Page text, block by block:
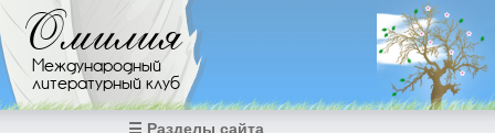
Перейти к основному содержанию
Омилия
Международный
литературный клуб
☰ Разделы сайта